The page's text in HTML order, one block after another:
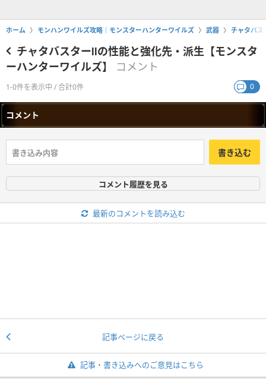
ホーム モンハンワイルズ攻略｜モンスターハンターワイルズ 武器 チャタバス
チャタバスターⅡの性能と強化先・派生【モンスタ
ーハンターワイルズ】
コメント
1-0件を表示中 / 合計0件 0
コメント
書き込む
コメント履歴を見る
最新のコメントを読み込む
記事ページに戻る
記事・書き込みへのご意見はこちら